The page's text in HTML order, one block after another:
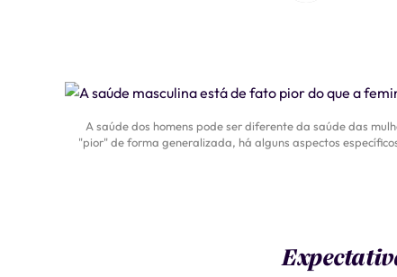
A saúde dos homens pode ser diferente da saúde das
"pior" de forma generalizada, há alguns aspectos